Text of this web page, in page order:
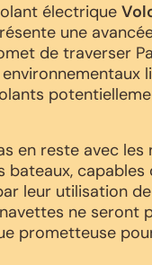
électrique
une
de traverser
en reste avec
bateaux,
leur utilisation
ne seront
prometteuse